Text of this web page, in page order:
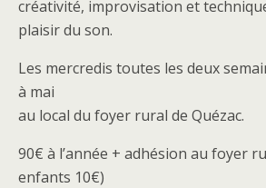
créativité, improvisation et
plaisir du son.
Les mercredis toutes les deux
à mai
au local du foyer rural de Quézac.
90€ à l’année + adhésion au foyer
enfants 10€)